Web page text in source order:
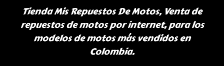
Tienda Mis Repuestos De Motos, Venta de
repuestos de motos por internet, para los
modelos de motos más vendidos en
Colombia.